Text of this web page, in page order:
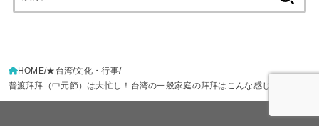
索:
HOME ★台湾 文化・行事
普渡拜拜（中元節）は大忙し！台湾の一般家庭の拜拜はこんな感じ